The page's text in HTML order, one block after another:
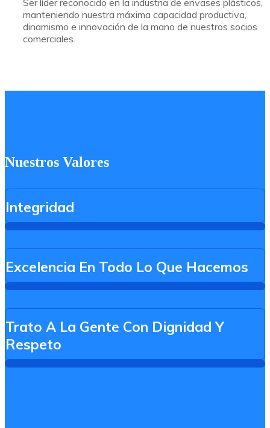
manteniendo nuestra máxima capacidad productiva,
dinamismo e innovación de la mano de nuestros socios
comerciales.
Nuestros Valores
Integridad
Excelencia En Todo Lo Que Hacemos
Trato A La Gente Con Dignidad Y
Respeto